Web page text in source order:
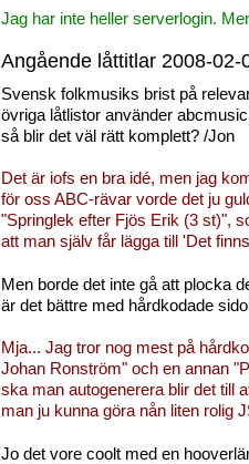
Jag har inte heller serverlogin.
Angående låttitlar 2008-02-
Svensk folkmusiks brist på
övriga låtlistor använder
så blir det väl rätt komplett? /Jon
Det är iofs en bra idé, men jag
för oss ABC-rävar vorde det ju
"Springlek efter Fjös Erik (3 st)",
att man själv får lägga till 'Det
Men borde det inte gå att plocka
är det bättre med hårdkodade
Mja... Jag tror nog mest på
Johan Ronström" och en annan
ska man autogenerera blir det till
man ju kunna göra nån liten rolig
Jo det vore coolt med en